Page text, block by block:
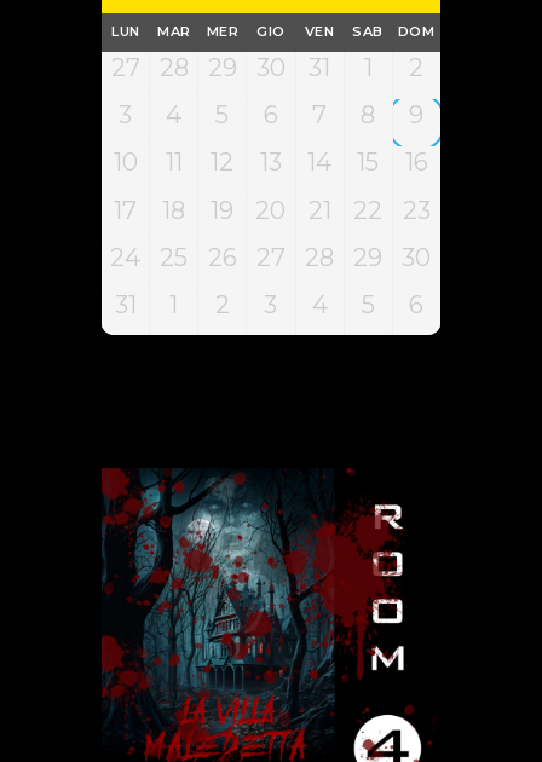
LUN MAR MER GIO VEN SAB DOM
27 28 29 30 31 1
2
3
4 5 6 7 8
9
10
11 12 13 14 15
16
17
18 19 20 21 22
23
24
25 26 27 28 29
30
31
1 2 3 4 5 6